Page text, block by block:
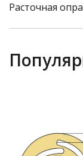
Расточная